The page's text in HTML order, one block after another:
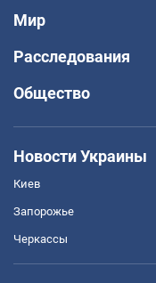
Мир
Расследования
Общество
Новости Украины
Киев
Запорожье
Черкассы